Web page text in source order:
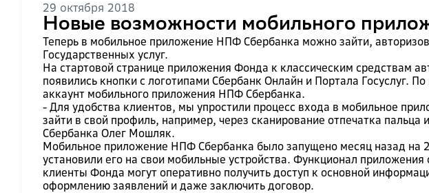
29 октября 2018
Новые возможности мобильного
Теперь в мобильное приложение НПФ Сбербанка можно зайти,
Государственных услуг.
На стартовой странице приложения Фонда к классическим средствам
появились кнопки с логотипами Сбербанк Онлайн и Портала Госуслуг.
аккаунт мобильного приложения НПФ Сбербанка.
- Для удобства клиентов, мы упростили процесс входа в мобильное
зайти в свой профиль, например, через сканирование отпечатка
Сбербанка Олег Мошляк.
Мобильное приложение НПФ Сбербанка было запущено месяц назад на
установили его на свои мобильные устройства. Функционал
клиенты Фонда могут оперативно получить доступ к основной
оформлению заявлений и даже заключить договор.